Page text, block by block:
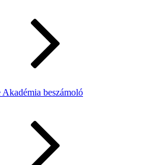
beszámoló